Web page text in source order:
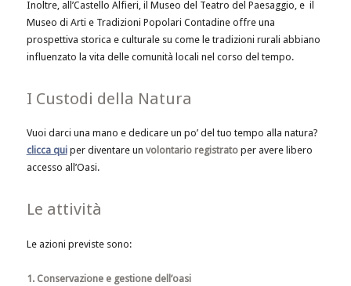
Inoltre, all’Castello Alfieri, il Museo del Teatro del Paesaggio, e il
Museo di Arti e Tradizioni Popolari Contadine offre una
prospettiva storica e culturale su come le tradizioni rurali abbiano
influenzato la vita delle comunità locali nel corso del tempo.
I Custodi della Natura
Vuoi darci una mano e dedicare un po’ del tuo tempo alla natura?
clicca qui per diventare un volontario registratoper avere libero
accesso all’Oasi.
Le attività
Le azioni previste sono:
1. Conservazione e gestione dell’oasi